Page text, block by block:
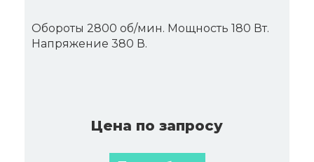
Обороты 2800 об/мин. Мощность 180 Вт.
Напряжение 380 В.
Цена по запросу